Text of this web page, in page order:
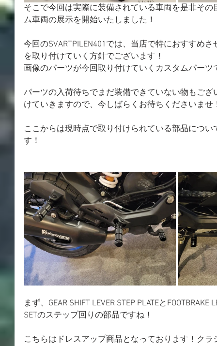
そこで今回は実際に装備されている車両を是非そ
ム車両の展示を開始いたしました！
今回のSVARTPILEN401では、当店で特におすすめ
を取り付けていく方針でございます！
画像のパーツが今回取り付けていくカスタムパーツ
パーツの入荷待ちでまだ装備できていない物もご
けていきますので、今しばらくお待ちくださいませ
ここからは現時点で取り付けられている部品につ
す！
まず、GEAR SHIFT LEVER STEP PLATEとFOOTBRAKE
SETのステップ回りの部品ですね！
こちらはドレスアップ商品となっております！クラ